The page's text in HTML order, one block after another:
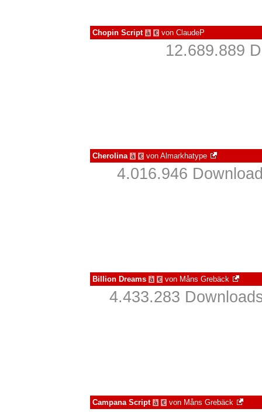
Chopin Script à € von ClaudeP
12.689.889
Cherolina à € von Almarkhatype
4.016.946
Billion Dreams à € von Måns Grebäck
4.433.283
Campana Script à € von Måns Grebäck